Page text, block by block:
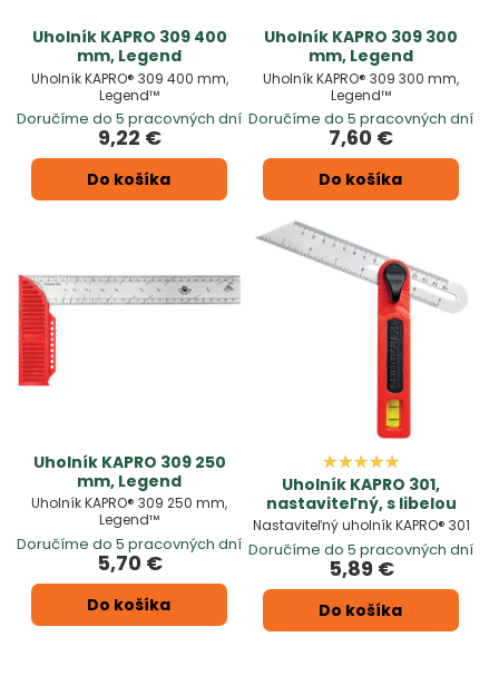
Uholník KAPRO 309 400
mm, Legend
Uholník KAPRO® 309 400 mm,
Legend™
Doručíme do 5 pracovných dní
9,22 €
Do košíka
Uholník KAPRO 309 300
mm, Legend
Uholník KAPRO® 309 300 mm,
Legend™
Doručíme do 5 pracovných dní
7,60 €
Do košíka
Uholník KAPRO 309 250
mm, Legend
Uholník KAPRO® 309 250 mm,
Legend™
Doručíme do 5 pracovných dní
5,70 €
Do košíka
Uholník KAPRO 301,
nastaviteľný, s libelou
Nastaviteľný uholník KAPRO® 301
Doručíme do 5 pracovných dní
5,89 €
Do košíka